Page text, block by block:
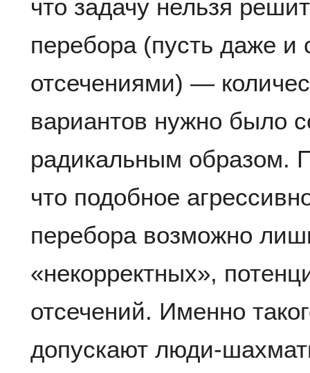
что задачу нельзя
перебора (пусть даже и
отсечениями) —
вариантов нужно было
радикальным образом.
что подобное
перебора возможно
«некорректных»,
отсечений. Именно
допускают люди-